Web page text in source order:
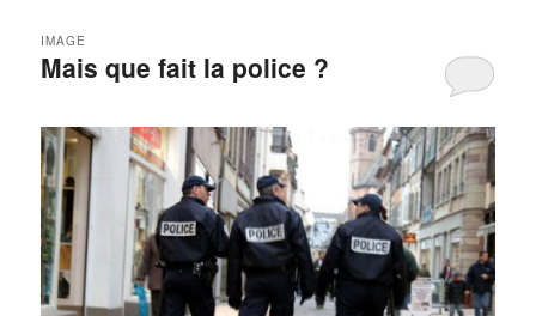
Mais que fait la police ?
IMAGE